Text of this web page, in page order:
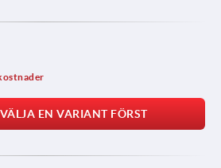
EN VARIANT FÖRST